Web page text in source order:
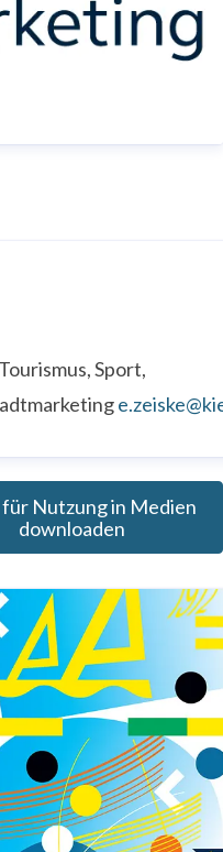
Tourismus, Sport,
Nutzung in Medien
downloaden